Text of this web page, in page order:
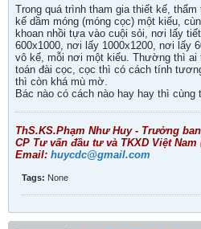
Trong quá trình tham gia thiết kế,
kế dầm móng (móng cọc) một kiểu,
khoan nhồi tựa vào cuội sỏi, nơi lấy
600x1000, nơi lấy 1000x1200, nơi lấy
vô kể, mỗi nơi một kiểu. Thường thì ai
toán đài cọc, cọc thì có cách tính
thì còn khá mù mờ.
Bác nào có cách nào hay hay thì cùng
ThS.KS.Phạm Như Huy - Trưởng
CP Tư vấn đầu tư và TKXD Việt Nam
Email: huycdc@gmail.com
Tags: None